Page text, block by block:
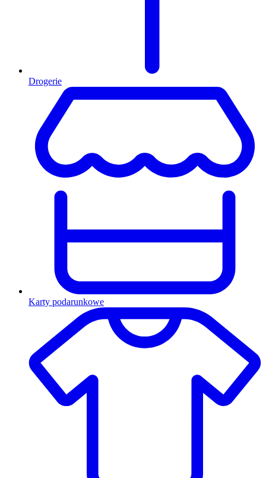
Drogerie
Karty podarunkowe